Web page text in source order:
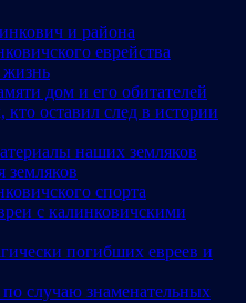
и района
еврейства
жизнь
дом и его обитателей
оставил след в истории
наших земляков
спорта
с калинковичскими
погибших евреев и
случаю знаменательных